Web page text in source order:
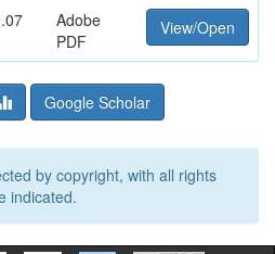
Adobe
PDF
View/Open
Google Scholar
by copyright, with all rights
indicated.